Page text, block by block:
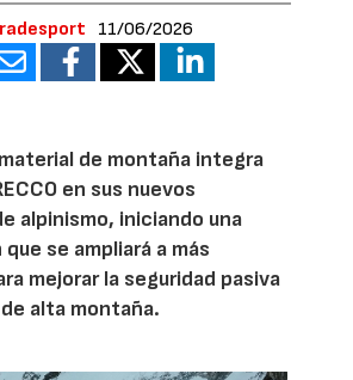
11/06/2026
de montaña integra
en sus nuevos
alpinismo, iniciando una
se ampliará a más
mejorar la seguridad pasiva
alta montaña.